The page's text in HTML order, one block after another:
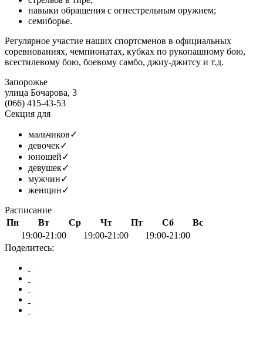
навыки обращения с огнестрельным оружием;
семиборье.
Регулярное участие наших спортсменов в официальных
соревнованиях, чемпионатах, кубках по рукопашному бою,
всестилевому бою, боевому самбо, джиу-джитсу и т.д.
Запорожье
улица Бочарова, 3
(066) 415-43-53
Секция для
мальчиков✓
девочек✓
юношей✓
девушек✓
мужчин✓
женщин✓
Расписание
Пн
Вт Ср Чт Пт Сб
Вс
19:00-21:00
19:00-21:00
19:00-21:00
Поделитесь: